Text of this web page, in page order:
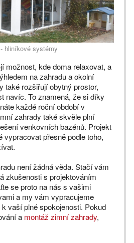
hliníkové systémy
možnost, kde doma relaxovat, a
na zahradu a okolní
také rozšiřují obytný prostor,
navíc. To znamená, že si díky
každé roční období v
zahrady také skvěle plní
venkovních bazénů. Projekt
vypracovat přesně podle toho,
není žádná věda. Stačí vám
zkušenosti s projektováním
se proto na nás s vašimi
a my vám vypracujeme
vaší plné spokojenosti. Pokud
a montáž zimní zahrady,